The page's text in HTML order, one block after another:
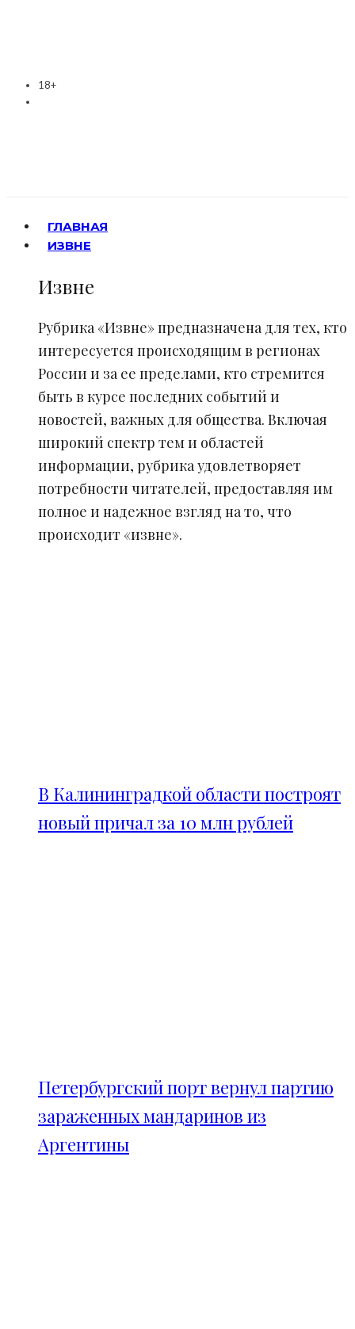
18+
ГЛАВНАЯ
ИЗВНЕ
Извне
Рубрика «Извне» предназначена для тех, кто
интересуется происходящим в регионах
России и за ее пределами, кто стремится
быть в курсе последних событий и
новостей, важных для общества. Включая
широкий спектр тем и областей
информации, рубрика удовлетворяет
потребности читателей, предоставляя им
полное и надежное взгляд на то, что
происходит «извне».
В Калининградкой области построят
новый причал за 10 млн рублей
Петербургский порт вернул партию
зараженных мандаринов из
Аргентины